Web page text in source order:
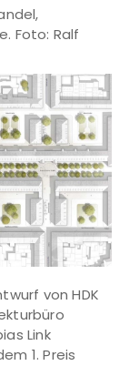
Foto: Ralf
von HDK
Link
1. Preis